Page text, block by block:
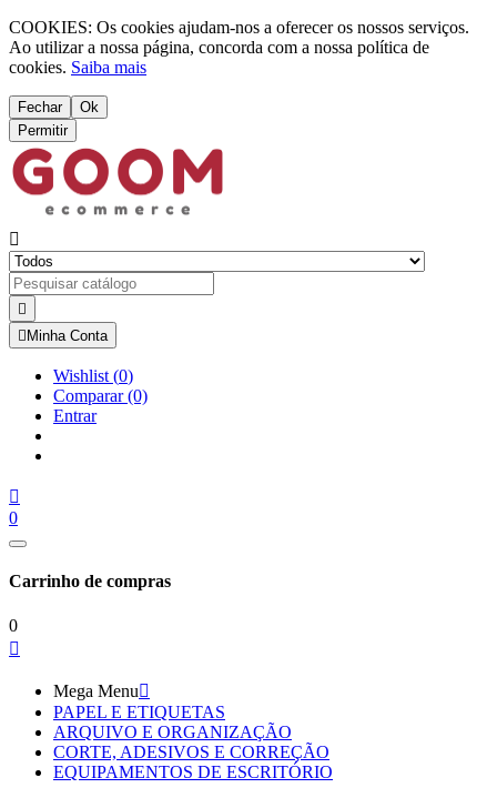
COOKIES: Os cookies ajudam-nos a oferecer os nossos serviços.
Ao utilizar a nossa página, concorda com a nossa política de
cookies. Saiba mais
Fechar
Ok
Permitir


 Minha Conta
Wishlist (0)
Comparar(0)
Entrar

0
Carrinho de compras
0

Mega Menu
PAPEL E ETIQUETAS
ARQUIVO E ORGANIZAÇÃO
CORTE, ADESIVOS E CORREÇÃO
EQUIPAMENTOS DE ESCRITÓRIO